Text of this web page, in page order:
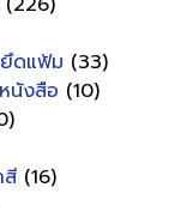
ดแฟ้ม (33)
นังสือ (10)
สี (16)